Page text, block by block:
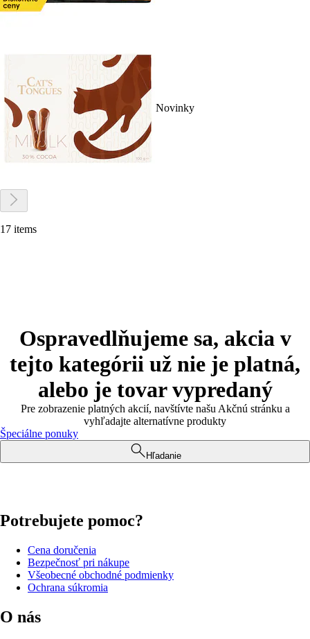
Novinky
17 items
Ospravedlňujeme sa, akcia v
tejto kategórii už nie je platná,
alebo je tovar vypredaný
Pre zobrazenie platných akcií, navštívte našu Akčnú stránku a
vyhľadajte alternatívne produkty
Špeciálne ponuky
Hľadanie
Potrebujete pomoc?
Cena doručenia
Bezpečnosť pri nákupe
Všeobecné obchodné podmienky
Ochrana súkromia
O nás